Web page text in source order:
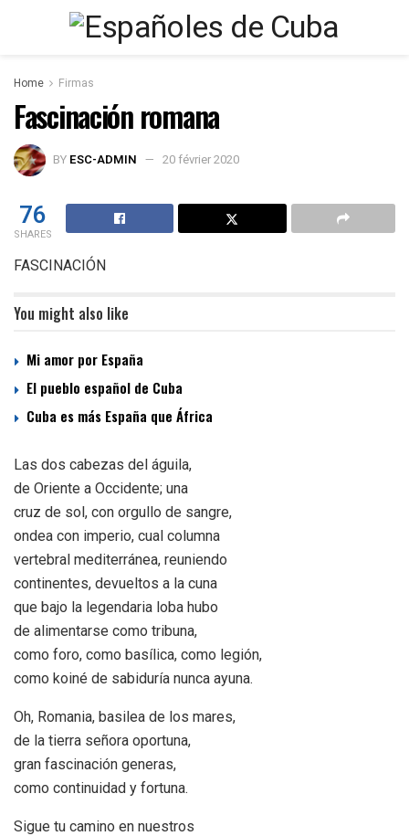
Home Firmas
Fascinación romana
BY ESC-ADMIN 20 février 2020
76
SHARES
FASCINACIÓN
You might also like
Mi amor por España
El pueblo español de Cuba
Cuba es más España que África
Las dos cabezas del águila,
de Oriente a Occidente; una
cruz de sol, con orgullo de sangre,
ondea con imperio, cual columna
vertebral mediterránea, reuniendo
continentes, devueltos a la cuna
que bajo la legendaria loba hubo
de alimentarse como tribuna,
como foro, como basílica, como legión,
como koiné de sabiduría nunca ayuna.
Oh, Romania, basilea de los mares,
de la tierra señora oportuna,
gran fascinación generas,
como continuidad y fortuna.
Sigue tu camino en nuestros